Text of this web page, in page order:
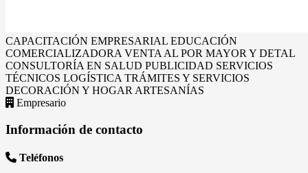
CAPACITACIÓN EMPRESARIAL EDUCACIÓN
COMERCIALIZADORA VENTA AL POR MAYOR Y DETAL
CONSULTORÍA EN SALUD PUBLICIDAD SERVICIOS
TÉCNICOS LOGÍSTICA TRÁMITES Y SERVICIOS
DECORACIÓN Y HOGAR ARTESANÍAS
Empresario
Información de contacto
Teléfonos